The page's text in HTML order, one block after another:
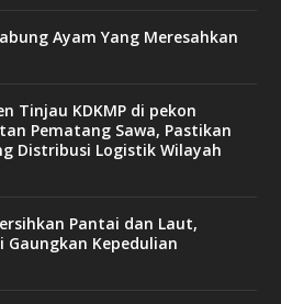
Ayam Yang Meresahkan
Tinjau KDKMP di pekon
Pematang Sawa, Pastikan
Distribusi Logistik Wilayah
Pantai dan Laut,
Gaungkan Kepedulian